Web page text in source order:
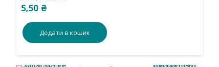
5,50 ₴
Додати в кошик